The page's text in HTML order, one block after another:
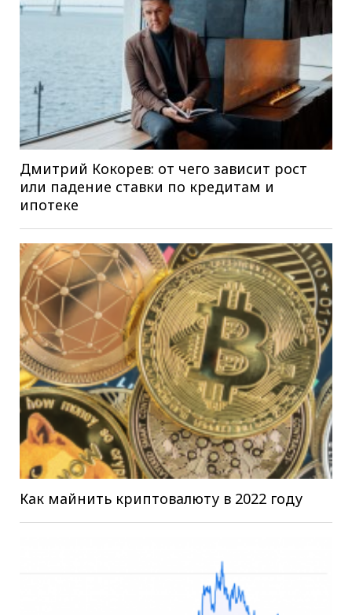
Дмитрий Кокорев: от чего зависит рост
или падение ставки по кредитам и
ипотеке
Как майнить криптовалюту в 2022 году